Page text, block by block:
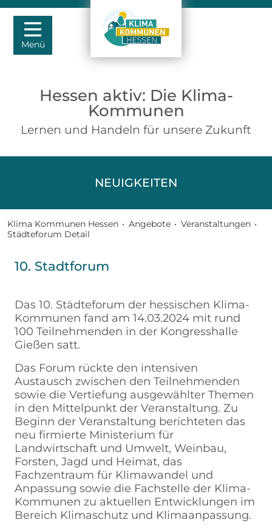
Menü
Hessen aktiv: Die Klima-
Kommunen
Lernen und Handeln für unsere Zukunft
NEUIGKEITEN
Klima Kommunen Hessen • Angebote • Veranstaltungen •
Städteforum Detail
10. Stadtforum
Das 10. Städteforum der hessischen Klima-
Kommunen fand am 14.03.2024 mit rund
100 Teilnehmenden in der Kongresshalle
Gießen satt.
Das Forum rückte den intensiven
Austausch zwischen den Teilnehmenden
sowie die Vertiefung ausgewählter Themen
in den Mittelpunkt der Veranstaltung. Zu
Beginn der Veranstaltung berichteten das
neu firmierte Ministerium für
Landwirtschaft und Umwelt, Weinbau,
Forsten, Jagd und Heimat, das
Fachzentraum für Klimawandel und
Anpassung sowie die Fachstelle der Klima-
Kommunen zu aktuellen Entwicklungen im
Bereich Klimaschutz und Klimaanpassung.